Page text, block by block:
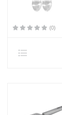
(0)